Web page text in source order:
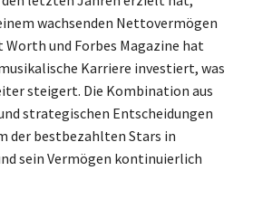
wachsenden Nettovermögen
Worth und Forbes Magazine hat
Karriere investiert, was
steigert. Die Kombination aus
strategischen Entscheidungen
der bestbezahlten Stars in
sein Vermögen kontinuierlich